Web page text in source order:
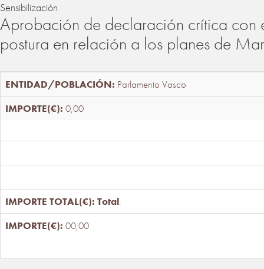
Sensibilización
Aprobación de declaración crítica con
postura en relación a los planes de
Parlamento Vasco
0,00
Total:
00,00